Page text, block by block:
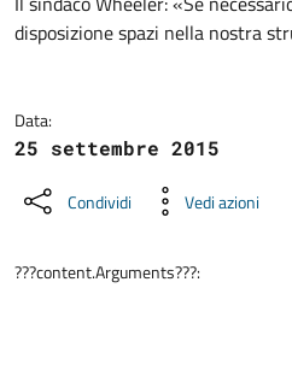
Dettagli della
disposizione spazi nella nostra
Data:
25 settembre 2015
Condividi Vedi azioni
???content.Arguments???: